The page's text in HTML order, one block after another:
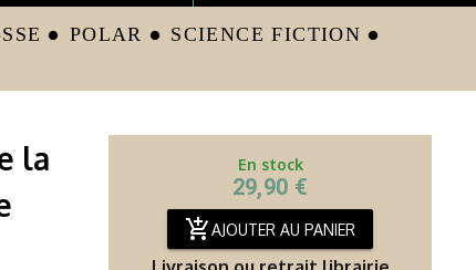
circle POLAR circle SCIENCE FICTION circle
la
En stock
29,90 €
add_shopping_cartAJOUTER AU PANIER